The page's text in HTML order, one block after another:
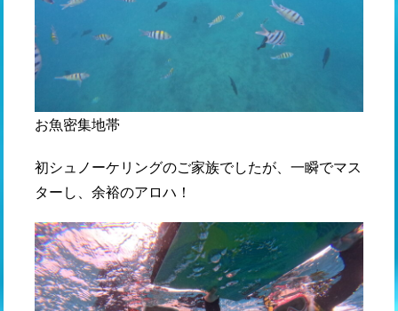
お魚密集地帯
初シュノーケリングのご家族でしたが、一瞬でマス
ターし、余裕のアロハ！